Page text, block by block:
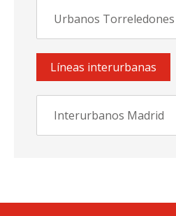
Urbanos Torreledones
Líneas interurbanas
Interurbanos Madrid